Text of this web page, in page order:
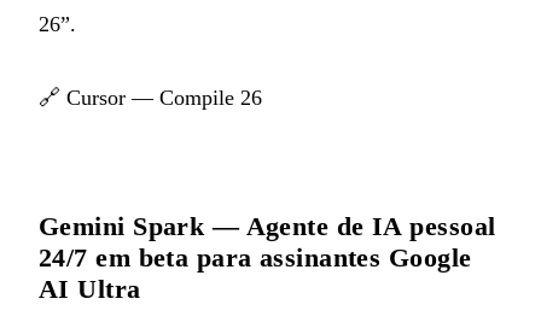
26”.
🔗 Cursor — Compile 26
Gemini Spark — Agente de IA pessoal
24/7 em beta para assinantes Google
AI Ultra